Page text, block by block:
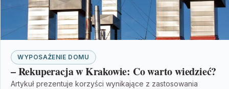
WYPOSAŻENIE DOMU
– Rekuperacja w Krakowie: Co warto wiedzieć?
Artykuł prezentuje korzyści wynikające z zastosowania